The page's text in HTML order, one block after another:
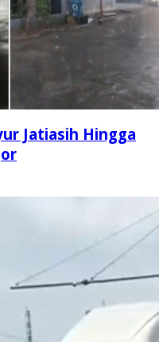
Jatiasih Hingga